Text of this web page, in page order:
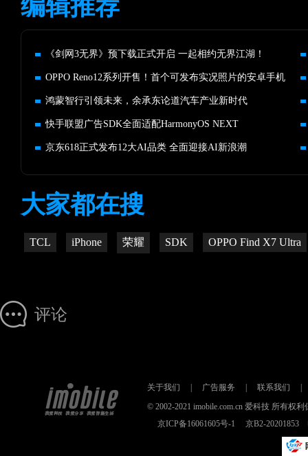
编辑推荐
《剑网3无界》预下载正式开启 一起相约无界江湖！
OPPO Reno12系列开售！首个可发布实况照片的安卓手机
鸿蒙智行引领未来，余承东论道汽车产业新时代
快手联盟广告SDK全面适配HarmonyOS NEXT
京东618正式发布12大AI品类 全面迎接AI新浪潮
大家都在搜
TCL iPhone 荣耀 SDK OPPO Find X7 Ultra
评论
关于我们 广告服务 联系我们
© 2002-2021 imobile.com.cn 爱科技 所有权
京ICP备16061605号-1
京B2-20201853